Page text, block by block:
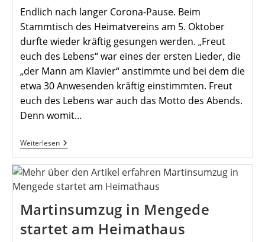
Endlich nach langer Corona-Pause. Beim
Stammtisch des Heimatvereins am 5. Oktober
durfte wieder kräftig gesungen werden. „Freut
euch des Lebens“ war eines der ersten Lieder, die
„der Mann am Klavier“ anstimmte und bei dem die
etwa 30 Anwesenden kräftig einstimmten. Freut
euch des Lebens war auch das Motto des Abends.
Denn womit…
WeiterlesenRückblick
Auf
Den
Liederabend
Beim
Oktoberstammtisch
Martinsumzug in Mengede
startet am Heimathaus